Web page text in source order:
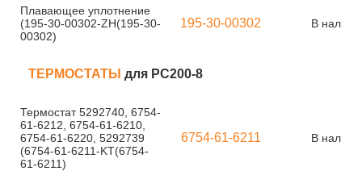
Плавающее уплотнение
(195-30-00302-ZH(195-30-
00302)
195-30-00302 В
ТЕРМОСТАТЫ для PC200-8
Термостат 5292740, 6754-
61-6212, 6754-61-6210,
6754-61-6220, 5292739
(6754-61-6211-KT(6754-
61-6211)
6754-61-6211 В